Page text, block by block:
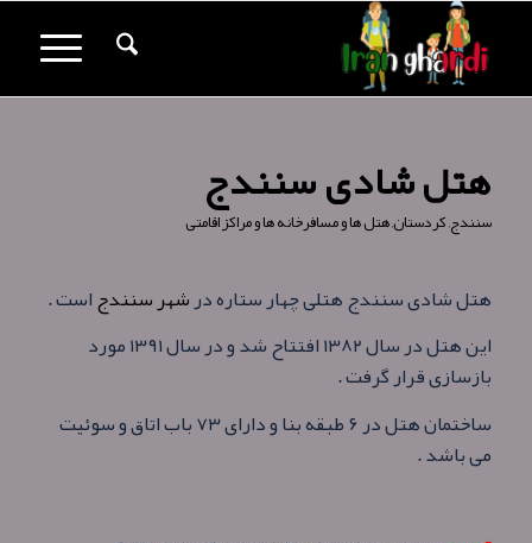
هتل شادی سنندج
سنندج,کردستان,هتل ها و مسافرخانه ها و مراکز اقامتی
هتل شادی سنندج هتلی چهار ستاره درشهر سنندجاست .
این هتل در سال ۱۳۸۲ افتتاح شد و در سال ۱۳۹۱ مورد
بازسازی قرار گرفت .
ساختمان هتل در ۶ طبقه بنا و دارای ۷۳ باب اتاق و سوئیت
می باشد .